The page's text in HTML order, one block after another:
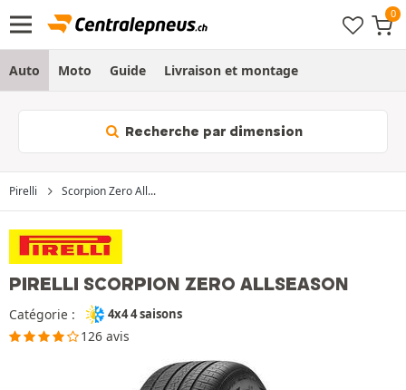
Auto Moto Guide Livraison et montage
Recherche par dimension
Pirelli Scorpion Zero All...
PIRELLI SCORPION ZERO ALLSEASON
Catégorie : 4x4 4 saisons
126 avis